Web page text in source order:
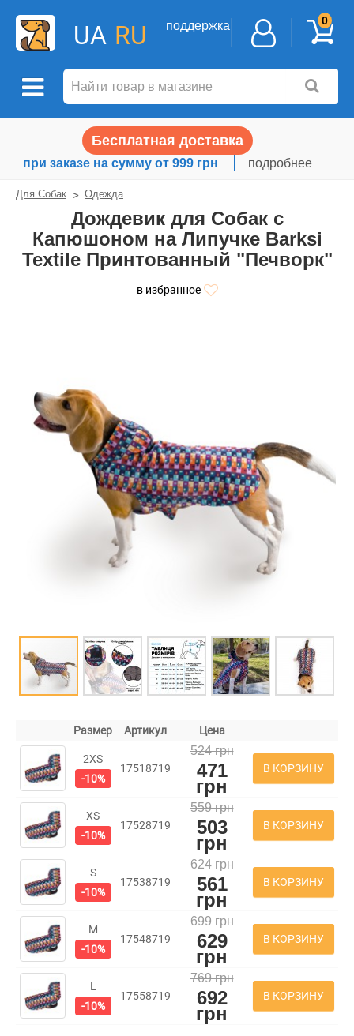
UA RU поддержка 0
Бесплатная доставка
при заказе на сумму от 999 грн подробнее
Для Собак Одежда
Дождевик для Собак с
Капюшоном на Липучке Barksi
Textile Принтованный "Печворк"
в избранное
Размер Артикул Цена
2XS
-10%
17518719
524 грн
471
грн
В КОРЗИНУ
XS
-10%
17528719
559 грн
503
грн
В КОРЗИНУ
S
-10%
17538719
624 грн
561
грн
В КОРЗИНУ
M
-10%
17548719
699 грн
629
грн
В КОРЗИНУ
L
-10%
17558719
769 грн
692
грн
В КОРЗИНУ